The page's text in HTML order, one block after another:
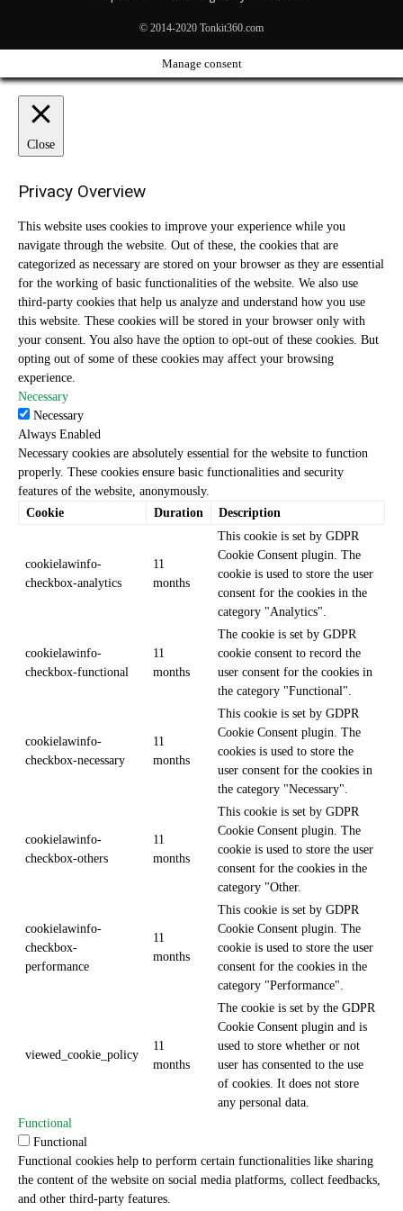
© 2014-2020 Tonkit360.com
Manage consent
Close
Privacy Overview
This website uses cookies to improve your experience while you
navigate through the website. Out of these, the cookies that are
categorized as necessary are stored on your browser as they are essential
for the working of basic functionalities of the website. We also use
third-party cookies that help us analyze and understand how you use
this website. These cookies will be stored in your browser only with
your consent. You also have the option to opt-out of these cookies. But
opting out of some of these cookies may affect your browsing
experience.
Necessary
Necessary
Always Enabled
Necessary cookies are absolutely essential for the website to function
properly. These cookies ensure basic functionalities and security
features of the website, anonymously.
Cookie
Duration Description
cookielawinfo-
checkbox-analytics
11
months
This cookie is set by GDPR
Cookie Consent plugin. The
cookie is used to store the user
consent for the cookies in the
category "Analytics".
cookielawinfo-
checkbox-functional
11
months
The cookie is set by GDPR
cookie consent to record the
user consent for the cookies in
the category "Functional".
cookielawinfo-
checkbox-necessary
11
months
This cookie is set by GDPR
Cookie Consent plugin. The
cookies is used to store the
user consent for the cookies in
the category "Necessary".
cookielawinfo-
checkbox-others
11
months
This cookie is set by GDPR
Cookie Consent plugin. The
cookie is used to store the user
consent for the cookies in the
category "Other.
cookielawinfo-
checkbox-
performance
11
months
This cookie is set by GDPR
Cookie Consent plugin. The
cookie is used to store the user
consent for the cookies in the
category "Performance".
viewed_cookie_policy
11
months
The cookie is set by the GDPR
Cookie Consent plugin and is
used to store whether or not
user has consented to the use
of cookies. It does not store
any personal data.
Functional
Functional
Functional cookies help to perform certain functionalities like sharing
the content of the website on social media platforms, collect feedbacks,
and other third-party features.